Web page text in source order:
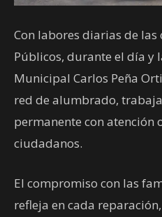
Con labores diarias de
Públicos, durante el día y
Municipal Carlos Peña
red de alumbrado,
permanente con atención
ciudadanos.
El compromiso con las
refleja en cada